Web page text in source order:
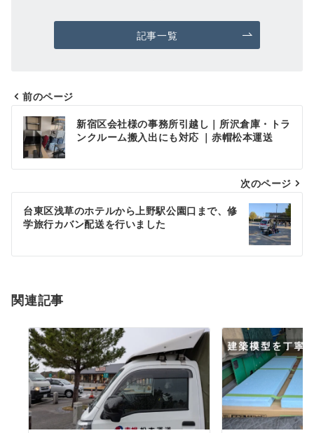
記事一覧
投
稿
ナ
ビ
ゲ
シ
ン
前のページ
新宿区会社様の事務所引越し｜所沢倉庫・トラ
ンクルーム搬入出にも対応 ｜赤帽松本運送
次のページ
台東区浅草のホテルから上野駅公園口まで、修
学旅行カバン配送を行いました
関連記事